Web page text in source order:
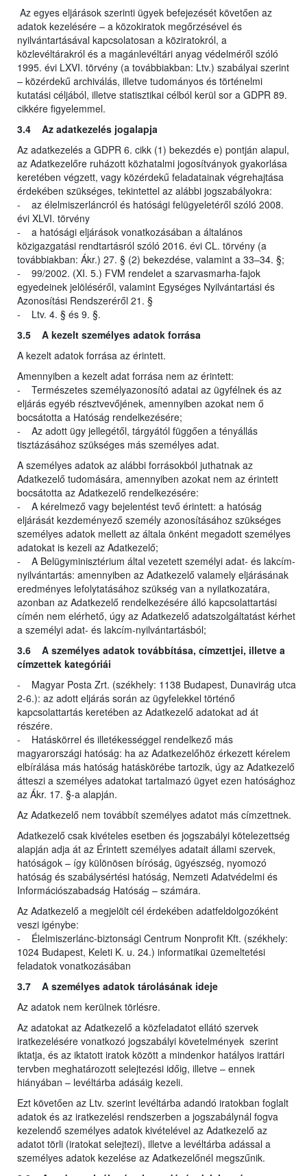
Az egyes eljárások szerinti ügyek befejezését követően az
adatok kezelésére – a közokiratok megőrzésével és
nyilvántartásával kapcsolatosan a köziratokról, a
közlevéltárakról és a magánlevéltári anyag védelméről szóló
1995. évi LXVI. törvény (a továbbiakban: Ltv.) szabályai szerint
– közérdekű archiválás, illetve tudományos és történelmi
kutatási céljából, illetve statisztikai célból kerül sor a GDPR 89.
cikkére figyelemmel.
3.4 Az adatkezelés jogalapja
Az adatkezelés a GDPR 6. cikk (1) bekezdés e) pontján alapul,
az Adatkezelőre ruházott közhatalmi jogosítványok gyakorlása
keretében végzett, vagy közérdekű feladatainak végrehajtása
érdekében szükséges, tekintettel az alábbi jogszabályokra:
- az élelmiszerláncról és hatósági felügyeletéről szóló 2008.
évi XLVI. törvény
- a hatósági eljárások vonatkozásában a általános
közigazgatási rendtartásról szóló 2016. évi CL. törvény (a
továbbiakban: Ákr.) 27. § (2) bekezdése, valamint a 33–34. §;
- 99/2002. (XI. 5.) FVM rendelet a szarvasmarha-fajok
egyedeinek jelöléséről, valamint Egységes Nyilvántartási és
Azonosítási Rendszeréről 21. §
- Ltv. 4. § és 9. §.
3.5 A kezelt személyes adatok forrása
A kezelt adatok forrása az érintett.
Amennyiben a kezelt adat forrása nem az érintett:
- Természetes személyazonosító adatai az ügyfélnek és az
eljárás egyéb résztvevőjének, amennyiben azokat nem ő
bocsátotta a Hatóság rendelkezésére;
- Az adott ügy jellegétől, tárgyától függően a tényállás
tisztázásához szükséges más személyes adat.
A személyes adatok az alábbi forrásokból juthatnak az
Adatkezelő tudomására, amennyiben azokat nem az érintett
bocsátotta az Adatkezelő rendelkezésére:
- A kérelmező vagy bejelentést tevő érintett: a hatóság
eljárását kezdeményező személy azonosításához szükséges
személyes adatok mellett az általa önként megadott személyes
adatokat is kezeli az Adatkezelő;
- A Belügyminisztérium által vezetett személyi adat- és lakcím-
nyilvántartás: amennyiben az Adatkezelő valamely eljárásának
eredményes lefolytatásához szükség van a nyilatkozatára,
azonban az Adatkezelő rendelkezésére álló kapcsolattartási
címén nem elérhető, úgy az Adatkezelő adatszolgáltatást kérhet
a személyi adat- és lakcím-nyilvántartásból;
3.6 A személyes adatok továbbítása, címzettjei, illetve a
címzettek kategóriái
- Magyar Posta Zrt. (székhely: 1138 Budapest, Dunavirág utca
2-6.): az adott eljárás során az ügyfelekkel történő
kapcsolattartás keretében az Adatkezelő adatokat ad át
részére.
- Hatáskörrel és illetékességgel rendelkező más
magyarországi hatóság: ha az Adatkezelőhöz érkezett kérelem
elbírálása más hatóság hatáskörébe tartozik, úgy az Adatkezelő
átteszi a személyes adatokat tartalmazó ügyet ezen hatósághoz
az Ákr. 17. §-a alapján.
Az Adatkezelő nem továbbít személyes adatot más címzettnek.
Adatkezelő csak kivételes esetben és jogszabályi kötelezettség
alapján adja át az Érintett személyes adatait állami szervek,
hatóságok – így különösen bíróság, ügyészség, nyomozó
hatóság és szabálysértési hatóság, Nemzeti Adatvédelmi és
Információszabadság Hatóság – számára.
Az Adatkezelő a megjelölt cél érdekében adatfeldolgozóként
veszi igénybe:
- Élelmiszerlánc-biztonsági Centrum Nonprofit Kft. (székhely:
1024 Budapest, Keleti K. u. 24.) informatikai üzemeltetési
feladatok vonatkozásában
3.7 A személyes adatok tárolásának ideje
Az adatok nem kerülnek törlésre.
Az adatokat az Adatkezelő a közfeladatot ellátó szervek
iratkezelésére vonatkozó jogszabályi követelmények szerint
iktatja, és az iktatott iratok között a mindenkor hatályos irattári
tervben meghatározott selejtezési időig, illetve – ennek
hiányában – levéltárba adásáig kezeli.
Ezt követően az Ltv. szerint levéltárba adandó iratokban foglalt
adatok és az iratkezelési rendszerben a jogszabálynál fogva
kezelendő személyes adatok kivételével az Adatkezelő az
adatot törli (iratokat selejtezi), illetve a levéltárba adással a
személyes adatok kezelése az Adatkezelőnél megszűnik.